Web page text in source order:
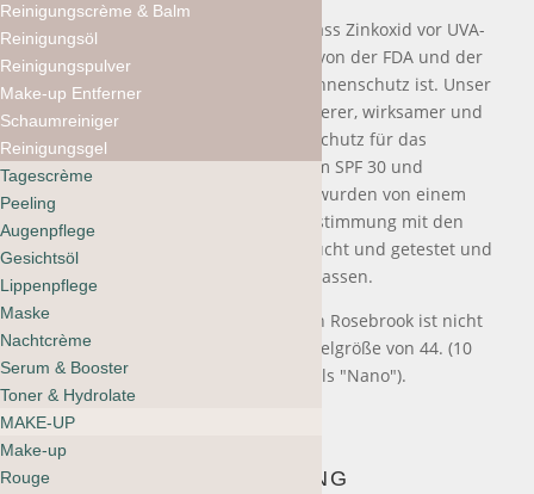
Es ist wissenschaftlich erwiesen, dass Zinkoxid vor UVA-
und UVB-Strahlen schützt und ein von der FDA und der
EU zugelassener Breitspektrum-Sonnenschutz ist. Unser
Zinkoxid* ist ein kosmetischer, sicherer, wirksamer und
von der FDA zugelassener Sonnenschutz für das
Gesicht. Unsere Nutrient Day Cream SPF 30 und
Nutrient Day Cream Tinted SPF 30 wurden von einem
FDA-registrierten Labor in Übereinstimmung mit den
FDA-Vorschriften gründlich untersucht und getestet und
als SPF 30 und Breitspektrum zugelassen.
*Das hochwertige Zinkoxid von Josh Rosebrook ist nicht
nanoskalig, sondern hat eine Partikelgröße von 44. (10
Mikron gelten als "grob" und 0,01 als "Nano").
ANWENDUNG
Reinigungscrème & Balm
Reinigungsöl
Reinigungspulver
Make-up Entferner
Schaumreiniger
Reinigungsgel
Tagescrème
Peeling
Augenpflege
Gesichtsöl
Lippenpflege
Maske
Nachtcrème
Serum & Booster
Toner & Hydrolate
MAKE-UP
Make-up
Rouge